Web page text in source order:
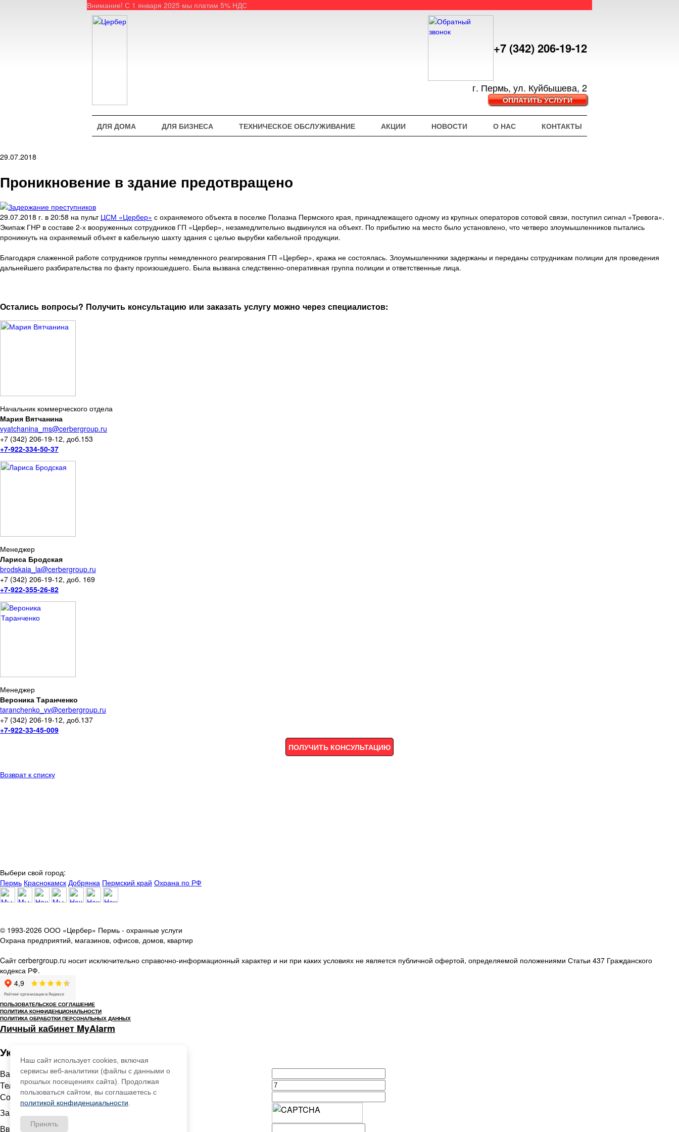
Внимание! С 1 января 2025 мы платим 5% НДС
+7 (342) 206-19-12
г. Пермь, ул. Куйбышева, 2
ОПЛАТИТЬ УСЛУГИ
ДЛЯ ДОМА ДЛЯ БИЗНЕСА ТЕХНИЧЕСКОЕ ОБСЛУЖИВАНИЕ АКЦИИ НОВОСТИ О НАС КОНТАКТЫ
29.07.2018
Проникновение в здание предотвращено
29.07.2018 г. в 20:58 на пульт ЦСМ «Цербер» с охраняемого объекта в поселке Полазна Пермского края, принадлежащего одному из крупных операторов сотовой связи, поступил сигнал «Тревога».
Экипаж ГНР в составе 2-х вооруженных сотрудников ГП «Цербер», незамедлительно выдвинулся на объект. По прибытию на место было установлено, что четверо злоумышленников пытались
проникнуть на охраняемый объект в кабельную шахту здания с целью вырубки кабельной продукции.
Благодаря слаженной работе сотрудников группы немедленного реагирования ГП «Цербер», кража не состоялась. Злоумышленники задержаны и переданы сотрудникам полиции для проведения
дальнейшего разбирательства по факту произошедшего. Была вызвана следственно-оперативная группа полиции и ответственные лица.
Остались вопросы? Получить консультацию или заказать услугу можно через специалистов:
Начальник коммерческого отдела
Мария Вятчанина
vyatchanina_ms@cerbergroup.ru
+7 (342) 206-19-12, доб.153
+7-922-334-50-37
Менеджер
Лариса Бродская
brodskaia_la@cerbergroup.ru
+7 (342) 206-19-12, доб. 169
+7-922-355-26-82
Менеджер
Вероника Таранченко
taranchenko_vv@cerbergroup.ru
+7 (342) 206-19-12, доб.137
+7-922-33-45-009
ПОЛУЧИТЬ КОНСУЛЬТАЦИЮ
Возврат к списку
Выбери свой город:
Пермь Краснокамск Добрянка Пермский край Охрана по РФ
© 1993-2026 ООО «Цербер» Пермь - охранные услуги
Охрана предприятий, магазинов, офисов, домов, квартир
Cайт cerbergroup.ru носит исключительно справочно-информационный характер и ни при каких условиях не является публичной офертой, определяемой положениями Статьи 437 Гражданского
кодекса РФ.
ПОЛЬЗОВАТЕЛЬСКОЕ СОГЛАШЕНИЕ
ПОЛИТИКА КОНФИДЕНЦИОНАЛЬНОСТИ
ПОЛИТИКА ОБРАБОТКИ ПЕРСОНАЛЬНЫХ ДАННЫХ
Личный кабинет MyAlarm
Укажите Ваши данные:
Ваше имя*
Телефон*
Сообщение
Защита от автоматического заполнения
Введите слово с картинки
Наш сайт использует cookies, включая
сервисы веб-аналитики (файлы с данными о
прошлых посещениях сайта). Продолжая
пользоваться сайтом, вы соглашаетесь с
политикой конфиденциальности
Принять